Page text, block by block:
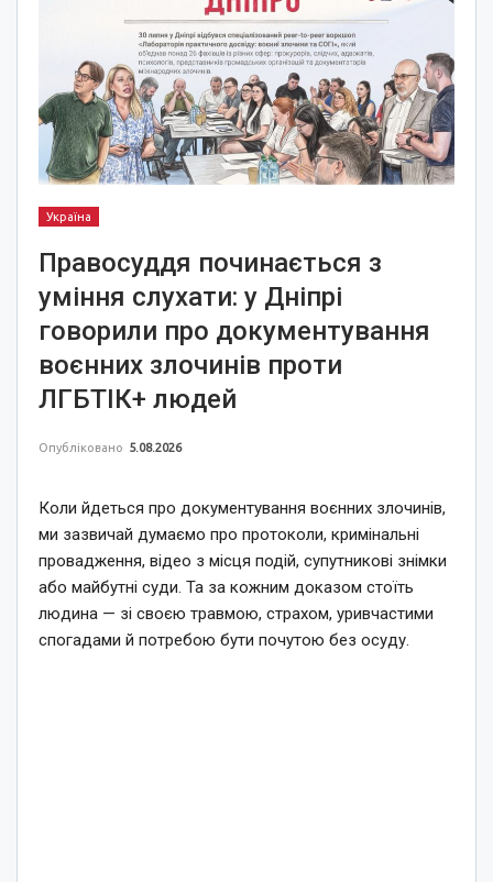
Україна
Правосуддя починається з
уміння слухати: у Дніпрі
говорили про документування
воєнних злочинів проти
ЛГБТІК+ людей
Опубліковано 5.08.2026
Коли йдеться про документування воєнних злочинів,
ми зазвичай думаємо про протоколи, кримінальні
провадження, відео з місця подій, супутникові знімки
або майбутні суди. Та за кожним доказом стоїть
людина — зі своєю травмою, страхом, уривчастими
спогадами й потребою бути почутою без осуду.